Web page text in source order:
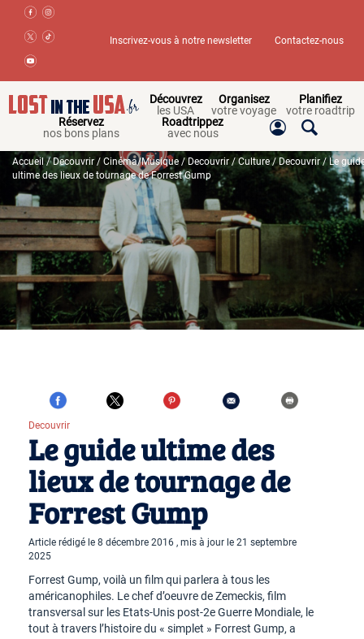
Inscrivez-vous à notre newsletter Contactez-nous
Découvrez
les USA
Organisez
votre voyage
Planifiez
votre roadtrip
Réservez
nos bons plans
Roadtrippez
avec nous
Accueil/Decouvrir / Cinéma/Musique / Decouvrir / Culture/ Decouvrir/ Le
ultime des lieux de tournage de Forrest Gump
Decouvrir
Le guide ultime des
lieux de tournage de
Forrest Gump
Article rédigé le 8 décembre 2016 , mis à jour le 21 septembre
2025
Forrest Gump, voilà un film qui parlera à tous les
américanophiles. Le chef d’oeuvre de Zemeckis, film
transversal sur les Etats-Unis post-2e Guerre Mondiale, le
tout à travers l’histoire du « simplet » Forrest Gump, a